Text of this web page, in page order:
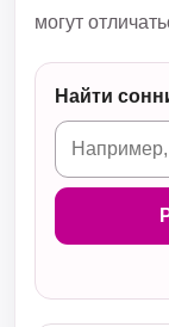
могут
Найти